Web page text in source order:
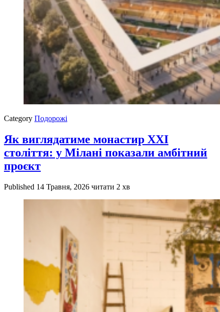
Category Подорожі
Як виглядатиме монастир XXI
століття: у Мілані показали амбітний
проєкт
Published 14 Травня, 2026 читати 2 хв